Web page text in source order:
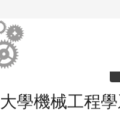
學機械工程